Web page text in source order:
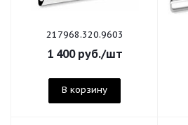
217968.320.9603
1 400руб./шт
В корзину